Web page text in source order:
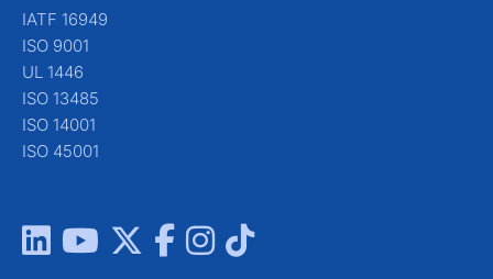
IATF 16949
ISO 9001
UL 1446
ISO 13485
ISO 14001
ISO 45001